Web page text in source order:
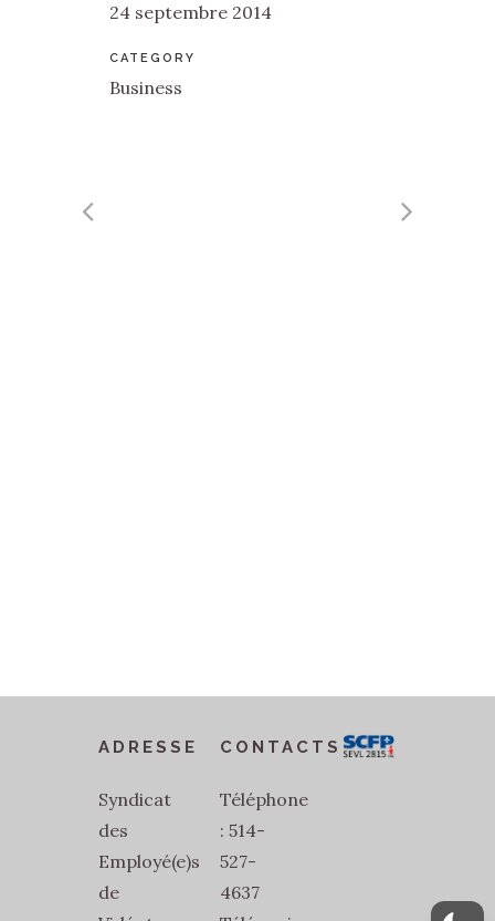
24 septembre 2014
CATEGORY
Business
ADRESSE
Syndicat
des
Employé(e)s
de
CONTACTS
Téléphone
: 514-
527-
4637